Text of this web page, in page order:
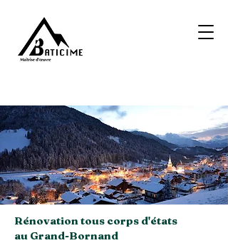
Rénovation tous corps d'états
au Grand-Bornand